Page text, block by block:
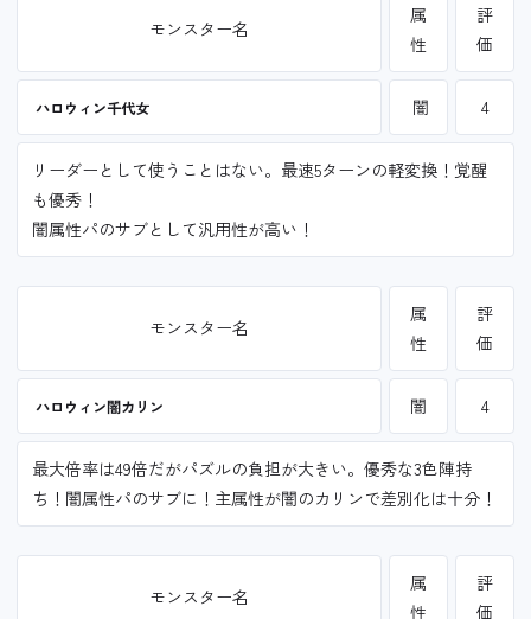
モンスター名
属
性
評
価
ハロウィン千代女 闇 4
リーダーとして使うことはない。最速5ターンの軽変換！覚醒
も優秀！
闇属性パのサブとして汎用性が高い！
モンスター名
属
性
評
価
ハロウィン闇カリン 闇 4
最大倍率は49倍だがパズルの負担が大きい。優秀な3色陣持
ち！闇属性パのサブに！主属性が闇のカリンで差別化は十分！
モンスター名
属
性
評
価